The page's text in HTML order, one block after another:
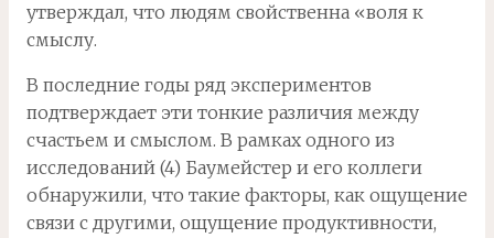
утверждал, что людям свойственна «воля к
смыслу.
В последние годы ряд экспериментов
подтверждает эти тонкие различия между
счастьем и смыслом. В рамках одного из
исследований (4) Баумейстер и его коллеги
обнаружили, что такие факторы, как ощущение
связи с другими, ощущение продуктивности,